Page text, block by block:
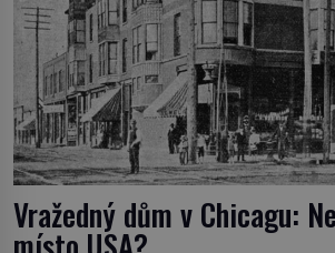
Vražedný dům v Chicagu: